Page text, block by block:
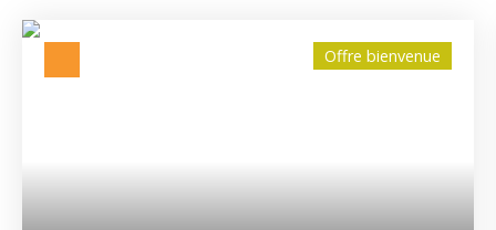
Offre bienvenue